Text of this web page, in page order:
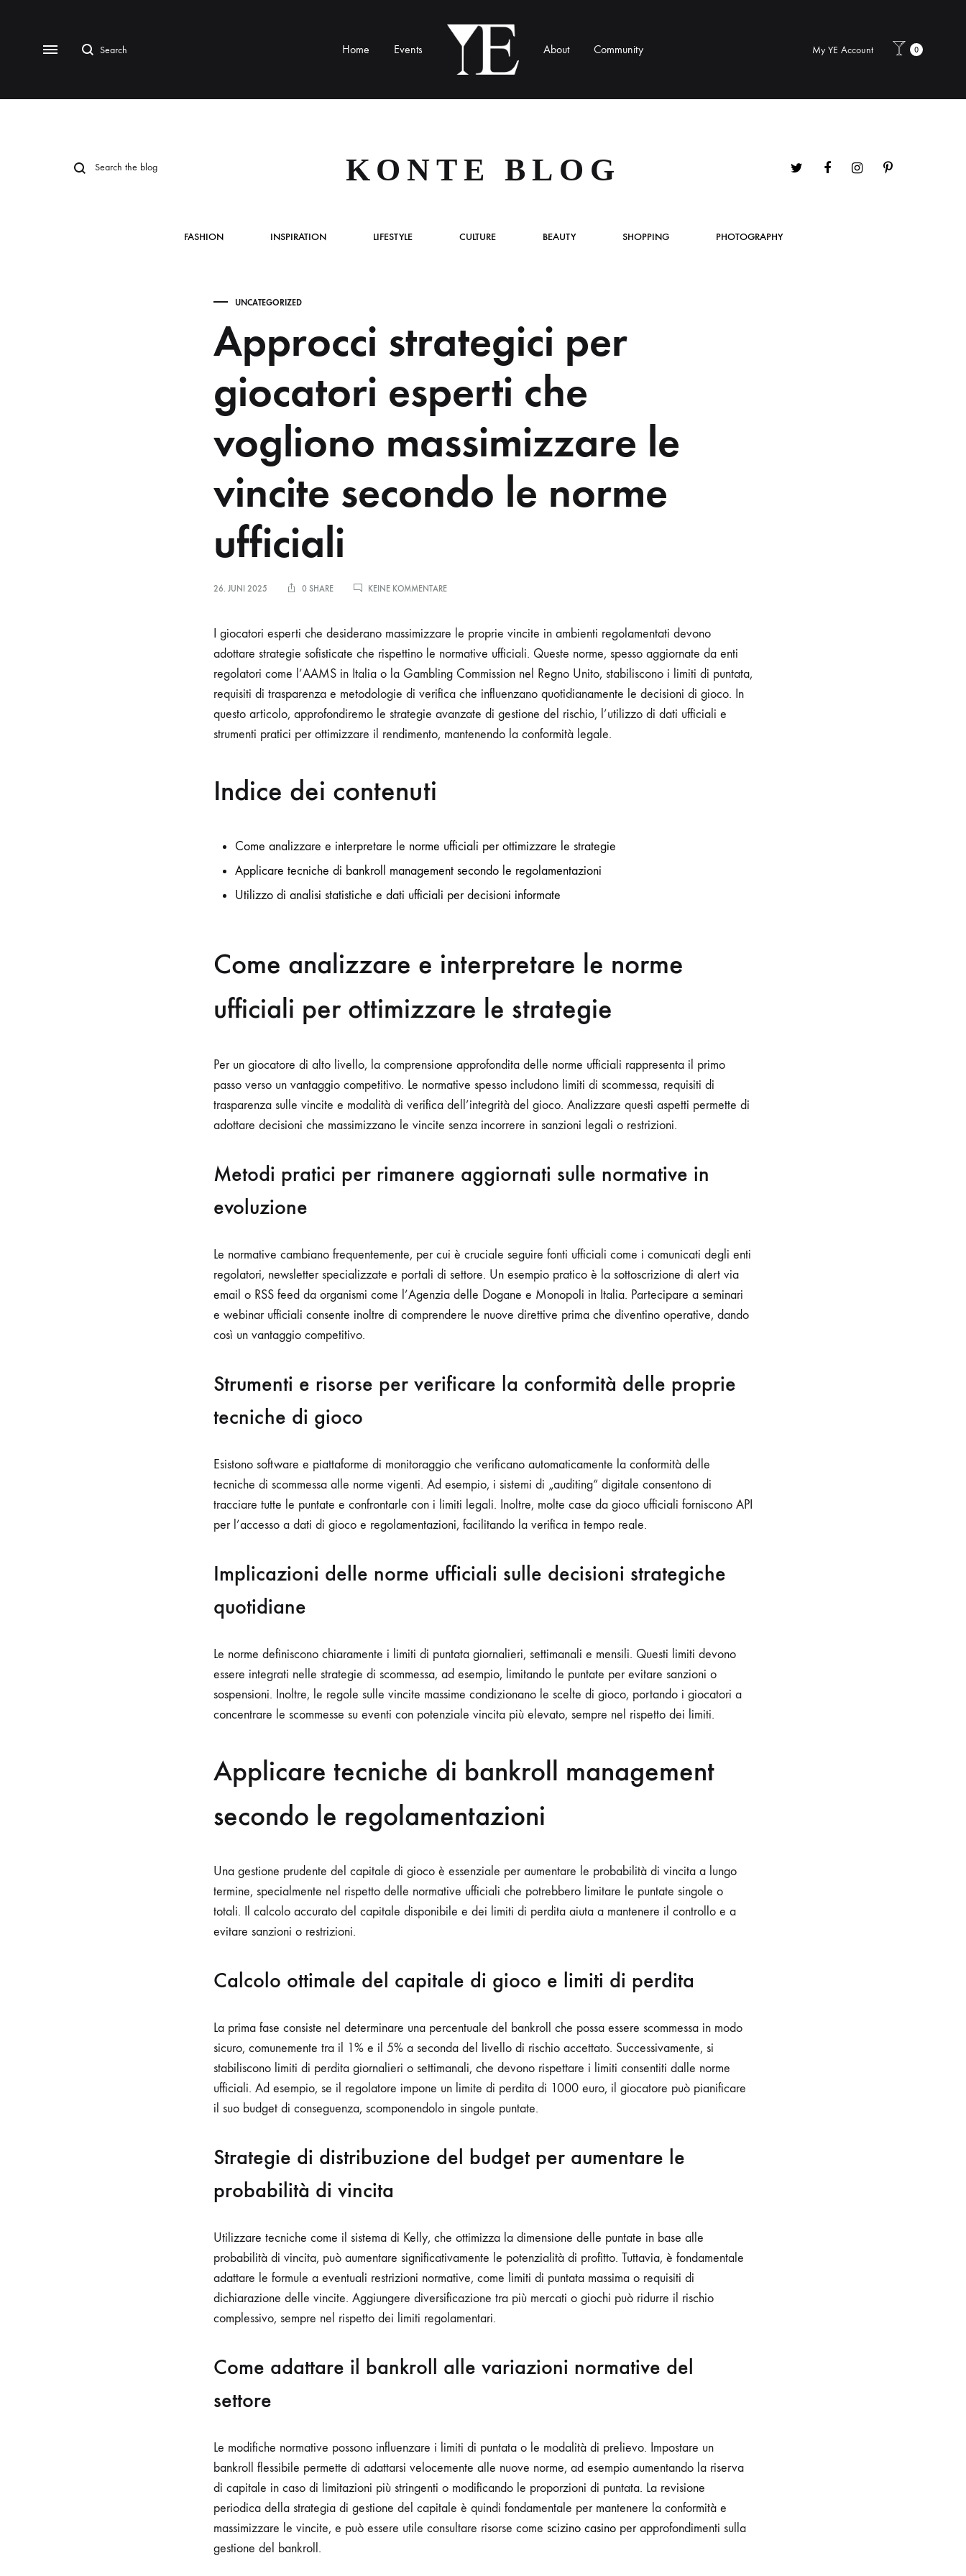
Home Events
Munich
About Community My YE Account 0
KONTE BLOG TwitterFacebookInstagramPinterest
FASHION INSPIRATION LIFESTYLE CULTURE BEAUTY SHOPPING PHOTOGRAPHY
UNCATEGORIZED
Approcci strategici per
giocatori esperti che
vogliono massimizzare le
vincite secondo le norme
ufficiali
26. JUNI 2025 0 SHARE KEINE KOMMENTARE
I giocatori esperti che desiderano massimizzare le proprie vincite in ambienti regolamentati devono
adottare strategie sofisticate che rispettino le normative ufficiali. Queste norme, spesso aggiornate da enti
regolatori come l’AAMS in Italia o la Gambling Commission nel Regno Unito, stabiliscono i limiti di puntata,
requisiti di trasparenza e metodologie di verifica che influenzano quotidianamente le decisioni di gioco. In
questo articolo, approfondiremo le strategie avanzate di gestione del rischio, l’utilizzo di dati ufficiali e
strumenti pratici per ottimizzare il rendimento, mantenendo la conformità legale.
Indice dei contenuti
Come analizzare e interpretare le norme ufficiali per ottimizzare le strategie
Applicare tecniche di bankroll management secondo le regolamentazioni
Utilizzo di analisi statistiche e dati ufficiali per decisioni informate
Come analizzare e interpretare le norme
ufficiali per ottimizzare le strategie
Per un giocatore di alto livello, la comprensione approfondita delle norme ufficiali rappresenta il primo
passo verso un vantaggio competitivo. Le normative spesso includono limiti di scommessa, requisiti di
trasparenza sulle vincite e modalità di verifica dell’integrità del gioco. Analizzare questi aspetti permette di
adottare decisioni che massimizzano le vincite senza incorrere in sanzioni legali o restrizioni.
Metodi pratici per rimanere aggiornati sulle normative in
evoluzione
Le normative cambiano frequentemente, per cui è cruciale seguire fonti ufficiali come i comunicati degli enti
regolatori, newsletter specializzate e portali di settore. Un esempio pratico è la sottoscrizione di alert via
email o RSS feed da organismi come l’Agenzia delle Dogane e Monopoli in Italia. Partecipare a seminari
e webinar ufficiali consente inoltre di comprendere le nuove direttive prima che diventino operative, dando
così un vantaggio competitivo.
Strumenti e risorse per verificare la conformità delle proprie
tecniche di gioco
Esistono software e piattaforme di monitoraggio che verificano automaticamente la conformità delle
tecniche di scommessa alle norme vigenti. Ad esempio, i sistemi di „auditing“ digitale consentono di
tracciare tutte le puntate e confrontarle con i limiti legali. Inoltre, molte case da gioco ufficiali forniscono API
per l’accesso a dati di gioco e regolamentazioni, facilitando la verifica in tempo reale.
Implicazioni delle norme ufficiali sulle decisioni strategiche
quotidiane
Le norme definiscono chiaramente i limiti di puntata giornalieri, settimanali e mensili. Questi limiti devono
essere integrati nelle strategie di scommessa, ad esempio, limitando le puntate per evitare sanzioni o
sospensioni. Inoltre, le regole sulle vincite massime condizionano le scelte di gioco, portando i giocatori a
concentrare le scommesse su eventi con potenziale vincita più elevato, sempre nel rispetto dei limiti.
Applicare tecniche di bankroll management
secondo le regolamentazioni
Una gestione prudente del capitale di gioco è essenziale per aumentare le probabilità di vincita a lungo
termine, specialmente nel rispetto delle normative ufficiali che potrebbero limitare le puntate singole o
totali. Il calcolo accurato del capitale disponibile e dei limiti di perdita aiuta a mantenere il controllo e a
evitare sanzioni o restrizioni.
Calcolo ottimale del capitale di gioco e limiti di perdita
La prima fase consiste nel determinare una percentuale del bankroll che possa essere scommessa in modo
sicuro, comunemente tra il 1% e il 5% a seconda del livello di rischio accettato. Successivamente, si
stabiliscono limiti di perdita giornalieri o settimanali, che devono rispettare i limiti consentiti dalle norme
ufficiali. Ad esempio, se il regolatore impone un limite di perdita di 1000 euro, il giocatore può pianificare
il suo budget di conseguenza, scomponendolo in singole puntate.
Strategie di distribuzione del budget per aumentare le
probabilità di vincita
Utilizzare tecniche come il sistema di Kelly, che ottimizza la dimensione delle puntate in base alle
probabilità di vincita, può aumentare significativamente le potenzialità di profitto. Tuttavia, è fondamentale
adattare le formule a eventuali restrizioni normative, come limiti di puntata massima o requisiti di
dichiarazione delle vincite. Aggiungere diversificazione tra più mercati o giochi può ridurre il rischio
complessivo, sempre nel rispetto dei limiti regolamentari.
Come adattare il bankroll alle variazioni normative del
settore
Le modifiche normative possono influenzare i limiti di puntata o le modalità di prelievo. Impostare un
bankroll flessibile permette di adattarsi velocemente alle nuove norme, ad esempio aumentando la riserva
di capitale in caso di limitazioni più stringenti o modificando le proporzioni di puntata. La revisione
periodica della strategia di gestione del capitale è quindi fondamentale per mantenere la conformità e
massimizzare le vincite, e può essere utile consultare risorse come scizino casino per approfondimenti sulla
gestione del bankroll.